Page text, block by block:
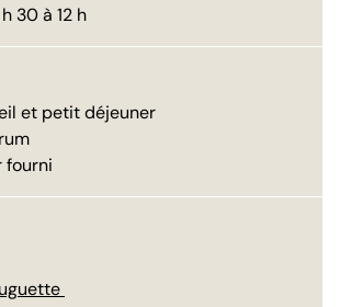
30 à 12 h
et petit déjeuner
fourni